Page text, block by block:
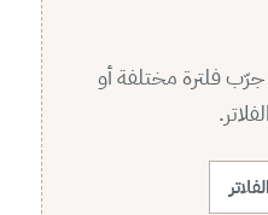
فلترة مختلفة أو